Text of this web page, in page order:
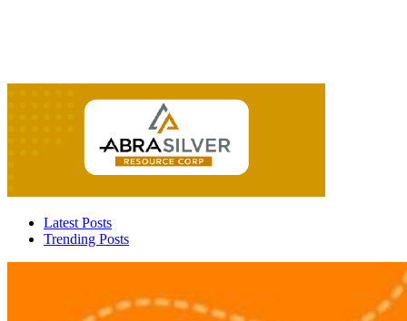
Latest Posts
Trending Posts